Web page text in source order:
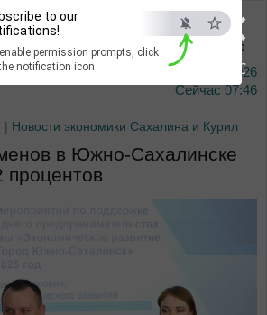
×
ESC
to our
permission prompts, click
notification icon
информационное агентство
9 августа 2026
Сейчас 07:46
| Новости экономики Сахалина и Курил
в Южно-Сахалинске
процентов